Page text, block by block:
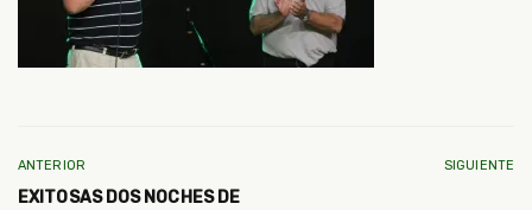
ANTERIOR
EXITOSAS DOS NOCHES DE
SIGUIENTE